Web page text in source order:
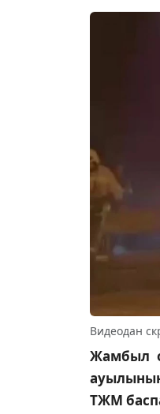
Видеодан
Жамбыл
ТЖМ